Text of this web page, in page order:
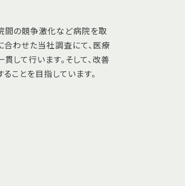
間の競争激化など病院を取
合わせた当社調査にて、医療
て行います。そして、改善
ことを目指しています。